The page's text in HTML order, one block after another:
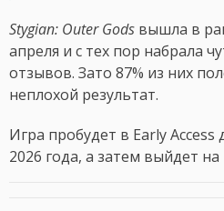
Stygian: Outer Gods вышла в
апреля и с тех пор набрала
отзывов. Зато 87% из них
неплохой результат.
Игра пробудет в Early
2026 года, а затем выйдет на